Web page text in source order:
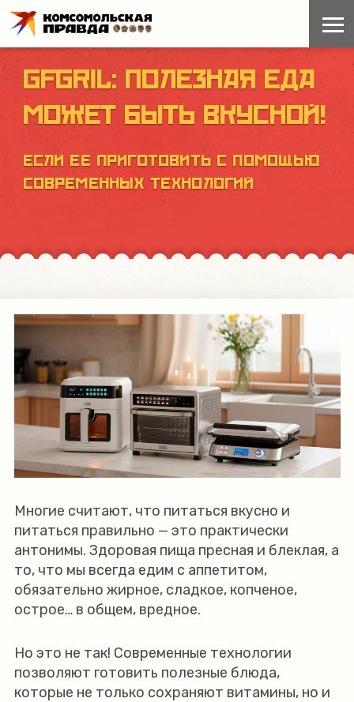
GFGRIL: ПОЛЕЗНАЯ ЕДА
МОЖЕТ БЫТЬ ВКУСНОЙ!
ЕСЛИ ЕЕ ПРИГОТОВИТЬ С ПОМОЩЬЮ
СОВРЕМЕННЫХ ТЕХНОЛОГИЙ
Многие считают, что питаться вкусно и
питаться правильно — это практически
антонимы. Здоровая пища пресная и блеклая, а
то, что мы всегда едим с аппетитом,
обязательно жирное, сладкое, копченое,
острое… в общем, вредное.
Но это не так! Современные технологии
позволяют готовить полезные блюда,
которые не только сохраняют витамины, но и